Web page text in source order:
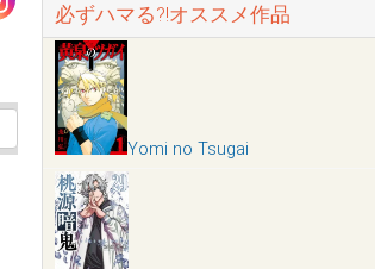
必ずハマる?!オススメ作品
Yomi no Tsugai